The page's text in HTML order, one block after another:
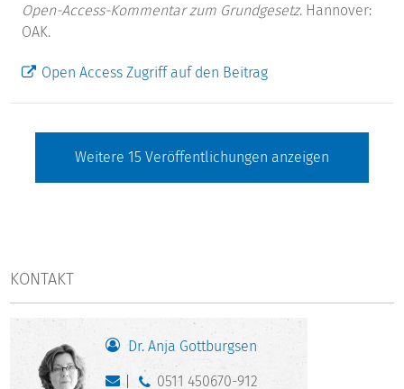
Open-Access-Kommentar zum Grundgesetz. Hannover:
OAK.
Open Access Zugriff auf den Beitrag
Weitere 15 Veröffentlichungen anzeigen
KONTAKT
Dr. Anja Gottburgsen
0511 450670-912